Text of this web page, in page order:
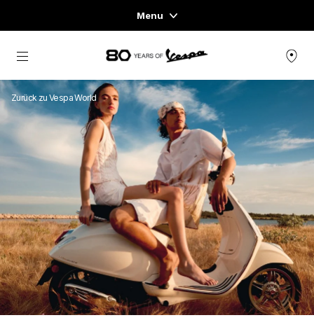
Menu
Home
FAHRZEUGE
READY TO WEAR & LIFESTYLE
ERFAHRUNGEN
CONCEPT STORE
Skip to content
Zurück zu Vespa World